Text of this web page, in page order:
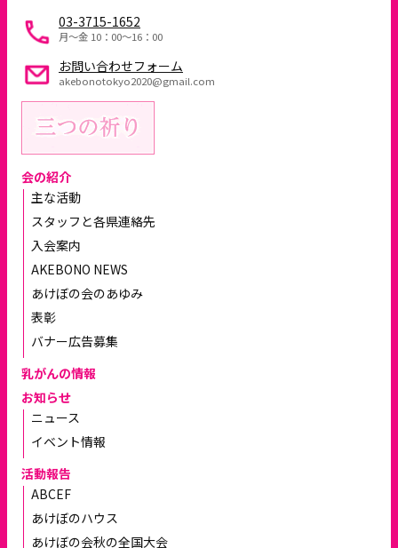
03-3715-1652
月～金 10：00〜16：00
お問い合わせフォーム
akebonotokyo2020@gmail.com
会の紹介
主な活動
スタッフと各県連絡先
入会案内
AKEBONO NEWS
あけぼの会のあゆみ
表彰
バナー広告募集
乳がんの情報
お知らせ
ニュース
イベント情報
活動報告
ABCEF
あけぼのハウス
あけぼの会秋の全国大会